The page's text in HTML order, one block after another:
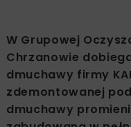
W Grupowej
Chrzanowie
dmuchawy firmy
zdemontowanej
dmuchawy